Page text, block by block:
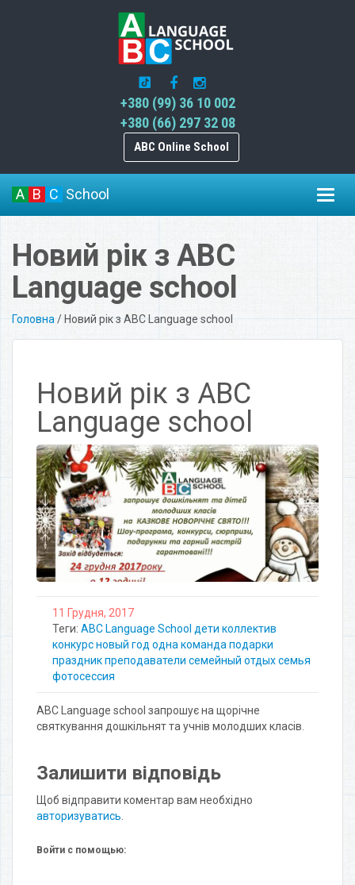
+380 (99) 36 10 002
+380 (66) 297 32 08
ABC Online School
A B C School
Новий рік з ABC
Language school
Головна / Новий рік з ABC Language school
Новий рік з ABC
Language school
11 Грудня, 2017
Теги: ABC Language School дети коллектив
конкурсновый год одна команда подарки
праздникпреподаватели семейный отдыхсемья
фотосессия
ABC Language school запрошує на щорічне
святкування дошкільнят та учнів молодшиx класів.
Залишити відповідь
Щоб відправити коментар вам необхідно
авторизуватись
Войти с помощью: